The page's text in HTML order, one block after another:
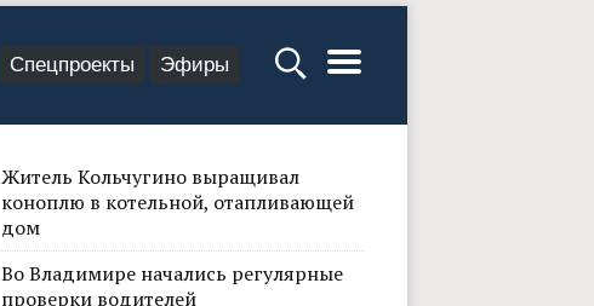
Спецпроекты Эфиры
Житель Кольчугино выращивал
коноплю в котельной, отапливающей
дом
Во Владимире начались регулярные
проверки водителей